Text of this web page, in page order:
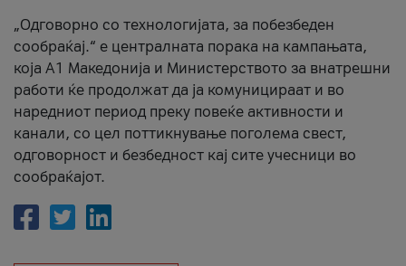
„Одговорно со технологијата, за побезбеден
сообраќај.“ е централната порака на кампањата,
која A1 Македонија и Министерството за внатрешни
работи ќе продолжат да ја комуницираат и во
наредниот период преку повеќе активности и
канали, со цел поттикнување поголема свест,
одговорност и безбедност кај сите учесници во
сообраќајот.